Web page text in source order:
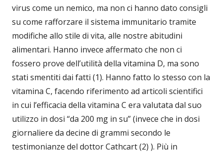
virus come un nemico, ma non ci hanno dato consigli
su come rafforzare il sistema immunitario tramite
modifiche allo stile di vita, alle nostre abitudini
alimentari. Hanno invece affermato che non ci
fossero prove dell’utilità della vitamina D, ma sono
stati smentiti dai fatti (1). Hanno fatto lo stesso con la
vitamina C, facendo riferimento ad articoli scientifici
in cui l’efficacia della vitamina C era valutata dal suo
utilizzo in dosi “da 200 mg in su” (invece che in dosi
giornaliere da decine di grammi secondo le
testimonianze del dottor Cathcart (2) ). Più in